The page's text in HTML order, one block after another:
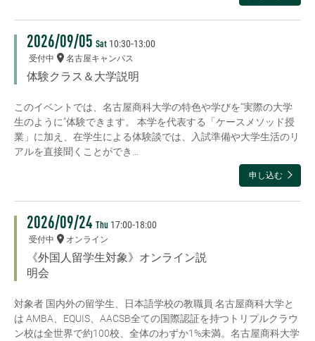
2026/09/05 Sat 10:30-13:00
受付中 名古屋キャンパス
体験クラス＆大学説明
このイベントでは、名古屋商科大学の特色や学びを“実際の大学
生のように”体験できます。 本学を代表する「ケースメソッド授
業」に加え、在学生による体験談では、入試準備や大学生活のリ
アルを直接聞くことができ...
申し込む
2026/09/24 Thu 17:00-18:00
受付中 オンライン
《外国人留学生対象》オンライン説
明会
対象者 国内外の留学生、日本語学校の教職員 名古屋商科大学と
は AMBA、EQUIS、AACSB全ての国際認証を持つトリプルクラウ
ン校は全世界で約100校、全体のわずか1%未満。名古屋商科大学